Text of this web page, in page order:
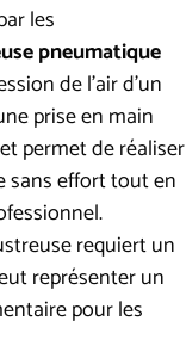
les
pneumatique
de l’air d’un
prise en main
permet de réaliser
sans effort tout en
requiert un
représenter un
pour les